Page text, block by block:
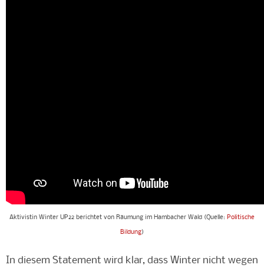
Aktivistin Winter UP22 berichtet von Räumung im Hambacher Wald (Quelle: Politische
Bildung)
In diesem Statement wird klar, dass Winter nicht wegen